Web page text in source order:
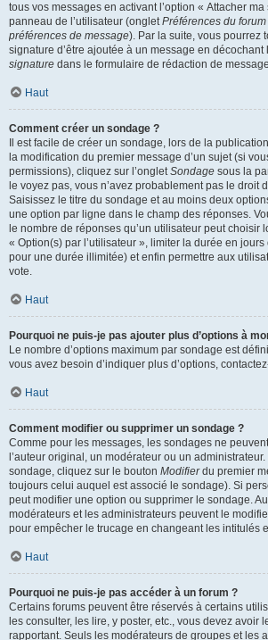
tous vos messages en activant l’option « Attacher
panneau de l’utilisateur (ongletPréférences du
préférences de message). Par la suite, vous pourrez
signature d’être ajoutée à un message en
signature dans le formulaire de rédaction de
Haut
Comment créer un sondage ?
Il est facile de créer un sondage, lors de la
la modification du premier message d’un sujet (si
permissions), cliquez sur l’ongletSondage sous la
le voyez pas, vous n’avez probablement pas le droit
Saisissez le titre du sondage et au moins deux
une option par ligne dans le champ des réponses.
le nombre de réponses qu’un utilisateur peut choisir
« Option(s) par l’utilisateur », limiter la durée en
pour une durée illimitée) et enfin permettre aux
vote.
Haut
Pourquoi ne puis-je pas ajouter plus d’options à
Le nombre d’options maximum par sondage est
vous avez besoin d’indiquer plus d’options,
Haut
Comment modifier ou supprimer un sondage ?
Comme pour les messages, les sondages ne
l’auteur original, un modérateur ou un
sondage, cliquez sur le bouton Modifierdu premier
toujours celui auquel est associé le sondage). Si
peut modifier une option ou supprimer le sondage.
modérateurs et les administrateurs peuvent le
pour empêcher le trucage en changeant les intitulés
Haut
Pourquoi ne puis-je pas accéder à un forum ?
Certains forums peuvent être réservés à certains
les consulter, les lire, y poster, etc., vous devez avoir
rapportant. Seuls les modérateurs de groupes et les